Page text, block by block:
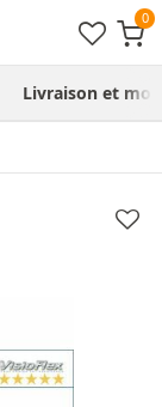
Livraison et